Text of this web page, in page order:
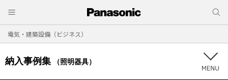
電気・建築設備（ビジネス）
納入事例集 （照明器具）